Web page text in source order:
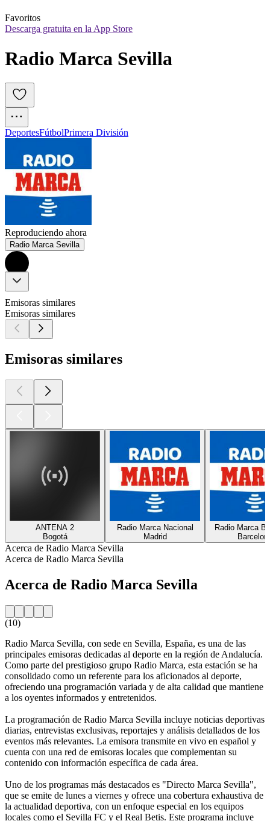
Favoritos
Descarga gratuita en la App Store
Radio Marca Sevilla
DeportesFútbolPrimera División
Reproduciendo ahora
Radio Marca Sevilla
Emisoras similares
Emisoras similares
Emisoras similares
ANTENA 2
Bogotá
Radio Marca Nacional
Madrid
Radio Marca
Acerca de Radio Marca Sevilla
Acerca de Radio Marca Sevilla
Acerca de Radio Marca Sevilla
(10)
Radio Marca Sevilla, con sede en Sevilla, España, es una de las
principales emisoras dedicadas al deporte en la región de Andalucía.
Como parte del prestigioso grupo Radio Marca, esta estación se ha
consolidado como un referente para los aficionados al deporte,
ofreciendo una programación variada y de alta calidad que mantiene
a los oyentes informados y entretenidos.
La programación de Radio Marca Sevilla incluye noticias deportivas
diarias, entrevistas exclusivas, reportajes y análisis detallados de los
eventos más relevantes. La emisora transmite en vivo en español y
cuenta con una red de emisoras locales que complementan su
contenido con información específica de cada área.
Uno de los programas más destacados es "Directo Marca Sevilla",
que se emite de lunes a viernes y ofrece una cobertura exhaustiva de
la actualidad deportiva, con un enfoque especial en los equipos
locales como el Sevilla FC y el Real Betis. Este programa incluye